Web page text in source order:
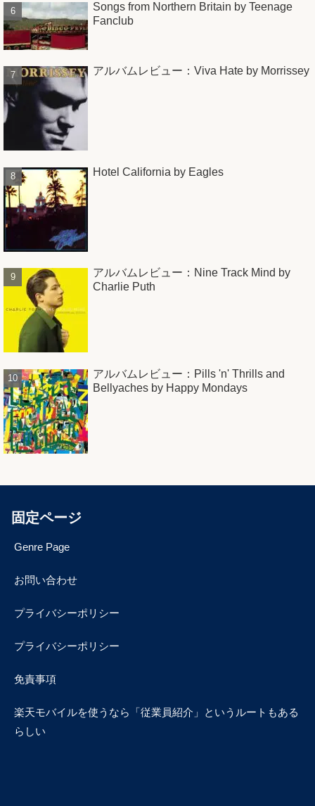
Songs from Northern Britain by Teenage
Fanclub
アルバムレビュー：Viva Hate by Morrissey
Hotel California by Eagles
アルバムレビュー：Nine Track Mind by
Charlie Puth
アルバムレビュー：Pills 'n' Thrills and
Bellyaches by Happy Mondays
固定ページ
Genre Page
お問い合わせ
プライバシーポリシー
プライバシーポリシー
免責事項
楽天モバイルを使うなら「従業員紹介」というルートもある
らしい